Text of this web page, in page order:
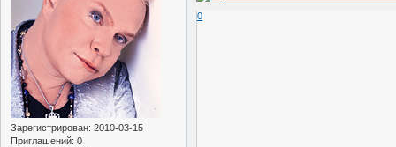
Зарегистрирован: 2010-03-15
Приглашений: 0
0